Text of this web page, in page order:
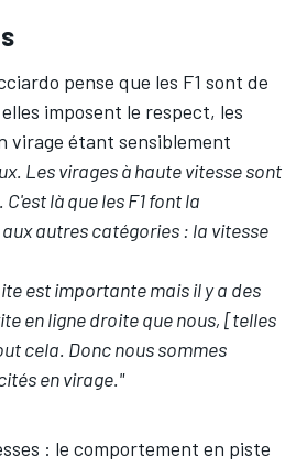
pense que les F1 sont de
imposent le respect, les
virage étant sensiblement
Les virages à haute vitesse sont
là que les F1 font la
autres catégories : la vitesse
est importante mais il y a des
en ligne droite que nous, [telles
cela. Donc nous sommes
en virage."
: le comportement en piste